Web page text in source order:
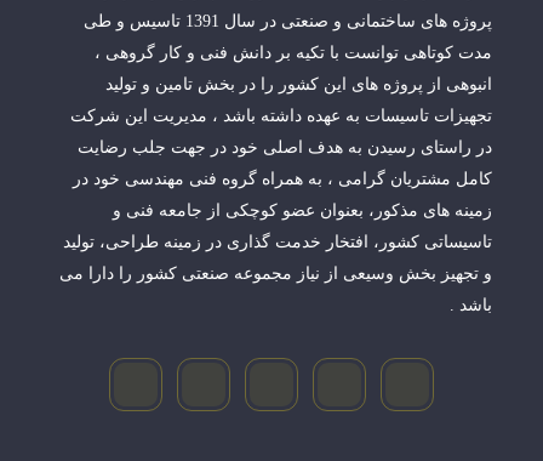
پروژه های ساختمانی و صنعتی در سال 1391 تاسیس و طی
مدت کوتاهی توانست با تکیه بر دانش فنی و کار گروهی ،
انبوهی از پروژه های این کشور را در بخش تامین و تولید
تجهیزات تاسیسات به عهده داشته باشد ، مدیریت این شرکت
در راستای رسیدن به هدف اصلی خود در جهت جلب رضایت
کامل مشتریان گرامی ، به همراه گروه فنی مهندسی خود در
زمینه های مذکور، بعنوان عضو کوچکی از جامعه فنی و
تاسیساتی کشور، افتخار خدمت گذاری در زمینه طراحی، تولید
و تجهیز بخش وسیعی از نیاز مجموعه صنعتی کشور را دارا می
باشد .